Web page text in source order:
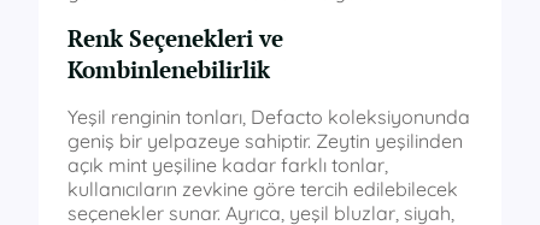
Renk Seçenekleri ve
Kombinlenebilirlik
Yeşil renginin tonları, Defacto koleksiyonunda
geniş bir yelpazeye sahiptir. Zeytin yeşilinden
açık mint yeşiline kadar farklı tonlar,
kullanıcıların zevkine göre tercih edilebilecek
seçenekler sunar. Ayrıca, yeşil bluzlar, siyah,